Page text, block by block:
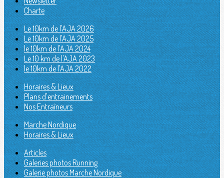
Charte
Le 10km de l'AJA 2026
Le 10km de l'AJA 2025
le 10km de l'AJA 2024
Le 10 km de l'AJA 2023
le 10km de l'AJA 2022
Horaires & Lieux
Plans d'entrainements
Nos Entraîneurs
Marche Nordique
Horaires & Lieux
Articles
Galeries photos Running
Galerie photos Marche Nordique